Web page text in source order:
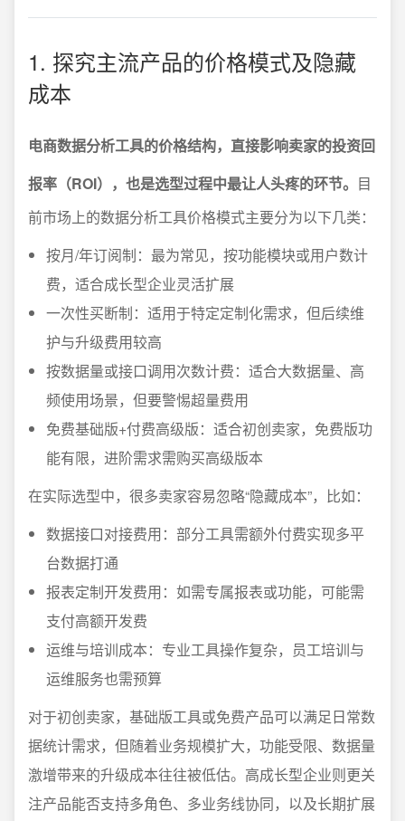
1. 探究主流产品的价格模式及隐藏
成本
电商数据分析工具的价格结构，直接影响卖家的投资回
报率（ROI），也是选型过程中最让人头疼的环节。 目
前市场上的数据分析工具价格模式主要分为以下几类：
按月/年订阅制：最为常见，按功能模块或用户数计
费，适合成长型企业灵活扩展
一次性买断制：适用于特定定制化需求，但后续维
护与升级费用较高
按数据量或接口调用次数计费：适合大数据量、高
频使用场景，但要警惕超量费用
免费基础版+付费高级版：适合初创卖家，免费版功
能有限，进阶需求需购买高级版本
在实际选型中，很多卖家容易忽略“隐藏成本”，比如：
数据接口对接费用：部分工具需额外付费实现多平
台数据打通
报表定制开发费用：如需专属报表或功能，可能需
支付高额开发费
运维与培训成本：专业工具操作复杂，员工培训与
运维服务也需预算
对于初创卖家，基础版工具或免费产品可以满足日常数
据统计需求，但随着业务规模扩大，功能受限、数据量
激增带来的升级成本往往被低估。高成长型企业则更关
注产品能否支持多角色、多业务线协同，以及长期扩展